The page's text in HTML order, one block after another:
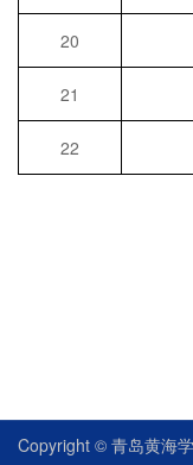
20
21
22
Copyright © 青岛黄海